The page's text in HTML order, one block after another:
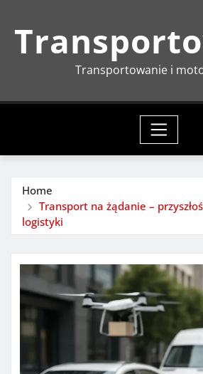
Transportowanie i
Home
Transport na żądanie –
logistyki